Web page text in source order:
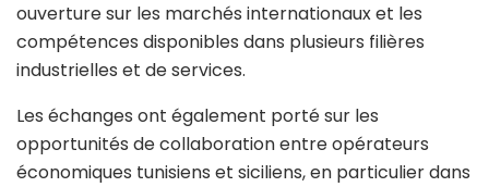
ouverture sur les marchés internationaux et les
compétences disponibles dans plusieurs filières
industrielles et de services.
Les échanges ont également porté sur les
opportunités de collaboration entre opérateurs
économiques tunisiens et siciliens, en particulier dans